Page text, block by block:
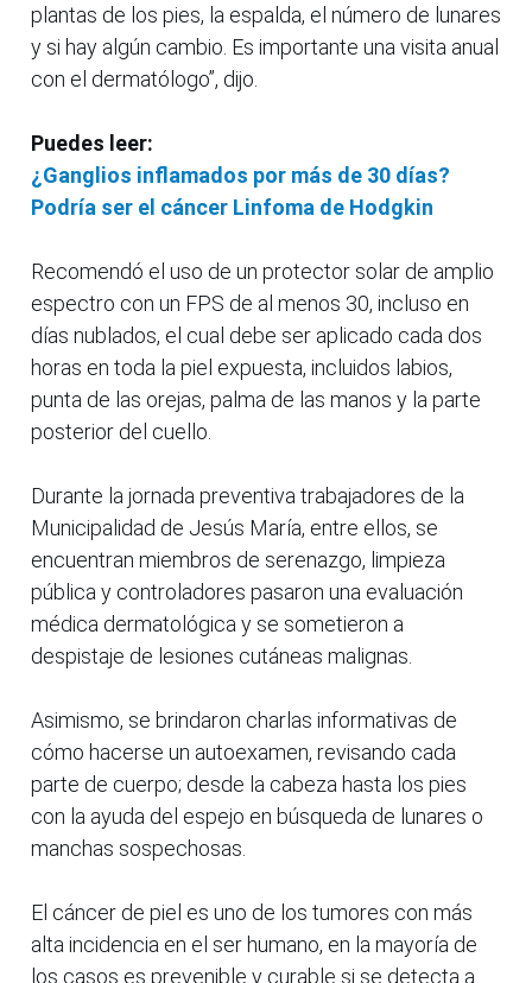
plantas de los pies, la espalda, el número de lunares
y si hay algún cambio. Es importante una visita anual
con el dermatólogo”, dijo.
Puedes leer:
¿Ganglios inflamados por más de 30 días?
Podría ser el cáncer Linfoma de Hodgkin
Recomendó el uso de un protector solar de amplio
espectro con un FPS de al menos 30, incluso en
días nublados, el cual debe ser aplicado cada dos
horas en toda la piel expuesta, incluidos labios,
punta de las orejas, palma de las manos y la parte
posterior del cuello.
Durante la jornada preventiva trabajadores de la
Municipalidad de Jesús María, entre ellos, se
encuentran miembros de serenazgo, limpieza
pública y controladores pasaron una evaluación
médica dermatológica y se sometieron a
despistaje de lesiones cutáneas malignas.
Asimismo, se brindaron charlas informativas de
cómo hacerse un autoexamen, revisando cada
parte de cuerpo; desde la cabeza hasta los pies
con la ayuda del espejo en búsqueda de lunares o
manchas sospechosas.
El cáncer de piel es uno de los tumores con más
alta incidencia en el ser humano, en la mayoría de
los casos es prevenible y curable si se detecta a